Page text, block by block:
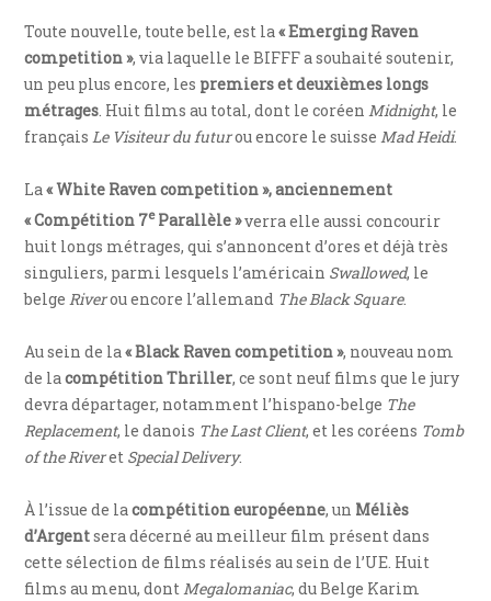
Toute nouvelle, toute belle, est la« Emerging Raven
competition », via laquelle le BIFFF a souhaité soutenir,
un peu plus encore, les premiers et deuxièmes longs
métrages . Huit films au total, dont le coréen Midnight, le
français Le Visiteur du futurou encore le suisse Mad Heidi.
La« White Raven competition », anciennement
« Compétition 7eParallèle »verra elle aussi concourir
huit longs métrages, qui s’annoncent d’ores et déjà très
singuliers, parmi lesquels l’américain Swallowed, le
belgeRiverou encore l’allemand The Black Square.
Au sein de la« Black Raven competition », nouveau nom
de lacompétition Thriller, ce sont neuf films que le jury
devra départager, notamment l’hispano-belge The
Replacement, le danois The Last Client, et les coréens Tomb
of the Riveret Special Delivery.
À l’issue de lacompétition européenne, un Méliès
d’Argentsera décerné au meilleur film présent dans
cette sélection de films réalisés au sein de l’UE. Huit
films au menu, dontMegalomaniac, du Belge Karim